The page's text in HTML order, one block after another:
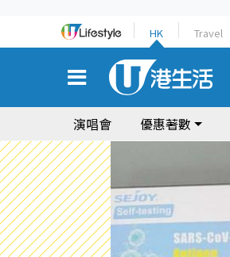
HK Travel
演唱會 優惠著數